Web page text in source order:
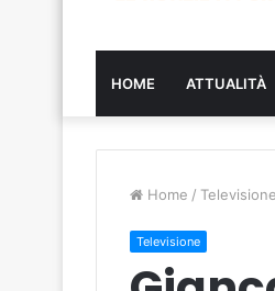
HOME ATTUALITÀ
Home / Televisione
Televisione